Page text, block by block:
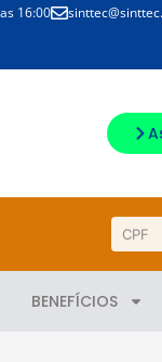
16:00
BENEFÍCIOS